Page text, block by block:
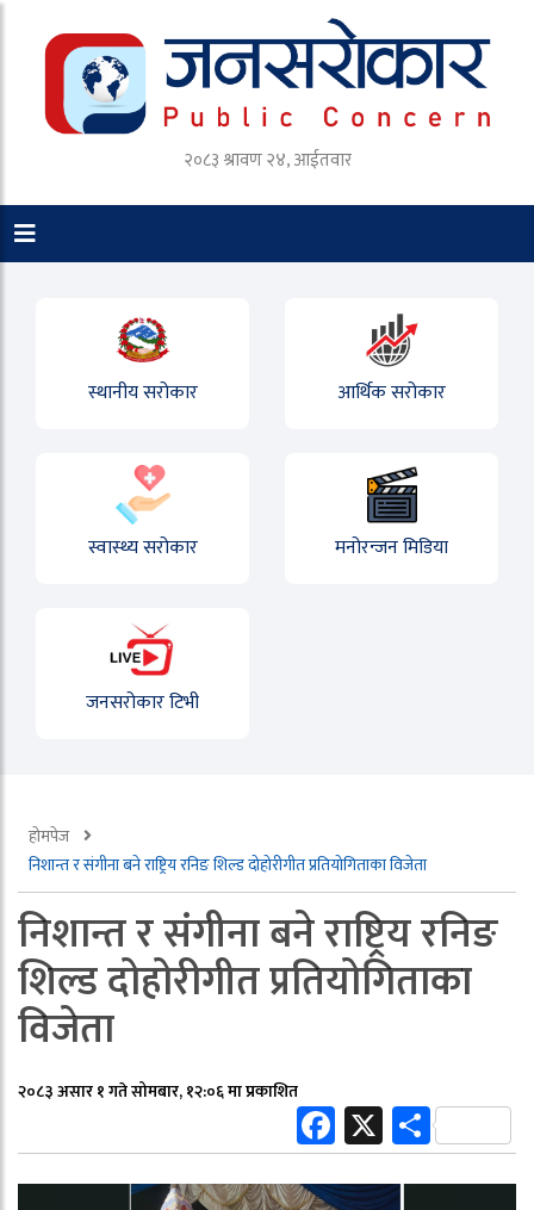
२०८३ श्रावण २४, आईतवार
स्थानीय सरोकार आर्थिक सरोकार
स्वास्थ्य सरोकार मनोरन्जन मिडिया
जनसरोकार टिभी
होमपेज
निशान्त र संगीना बने राष्ट्रिय रनिङ शिल्ड दोहोरीगीत प्रतियोगिताका विजेता
निशान्त र संगीना बने राष्ट्रिय रनिङ
शिल्ड दोहोरीगीत प्रतियोगिताका
विजेता
२०८३ असार १ गते सोमबार, १२:०६ मा प्रकाशित
Facebook
XShare